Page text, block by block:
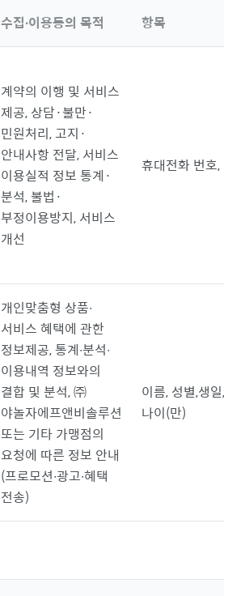
수집∙이용동의 목적 항목
계약의 이행 및 서비스
제공, 상담·불만·
민원처리, 고지·
안내사항 전달, 서비스
이용실적 정보 통계·
분석, 불법·
부정이용방지, 서비스
개선
휴대전화 번호,
개인맞춤형 상품∙
서비스 혜택에 관한
정보제공, 통계∙분석∙
이용내역 정보와의
결합 및 분석, ㈜
야놀자에프앤비솔루션
또는 기타 가맹점의
요청에 따른 정보 안내
(프로모션∙광고∙혜택
전송)
이름, 성별,생일,
나이(만)